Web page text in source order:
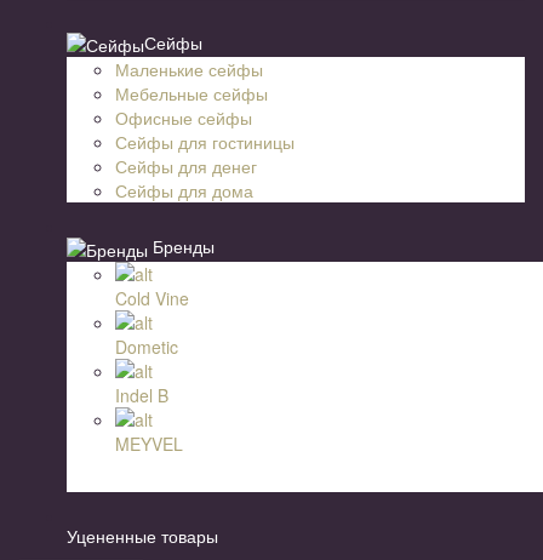
Сейфы
Маленькие сейфы
Мебельные сейфы
Офисные сейфы
Сейфы для гостиницы
Сейфы для денег
Сейфы для дома
Бренды
Cold Vine
Dometic
Indel B
MEYVEL
Уцененные товары